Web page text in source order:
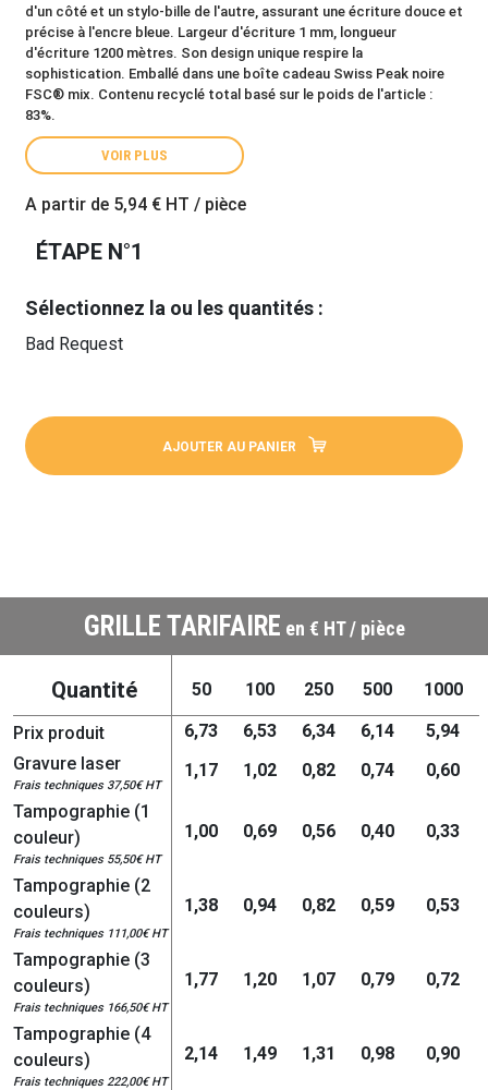
d'un côté et un stylo-bille de l'autre, assurant une écriture douce et
précise à l'encre bleue. Largeur d'écriture 1 mm, longueur
d'écriture 1200 mètres. Son design unique respire la
sophistication. Emballé dans une boîte cadeau Swiss Peak noire
FSC® mix. Contenu recyclé total basé sur le poids de l'article :
83%.
VOIR PLUS
A partir de 5,94 € HT / pièce
ÉTAPE N°1
Sélectionnez la ou les quantités :
Bad Request
AJOUTER AU PANIER
GRILLE TARIFAIRE en € HT / pièce
Quantité 50 100 250 500 1000
Prix produit 6,73 6,53 6,34 6,14
5,94
Gravure laser
Frais techniques 37,50€ HT
1,17 1,02 0,82 0,74
0,60
Tampographie (1
couleur)
Frais techniques 55,50€ HT
1,00 0,69 0,56 0,40 0,33
Tampographie (2
couleurs)
Frais techniques 111,00€ HT
1,38 0,94 0,82 0,59 0,53
Tampographie (3
couleurs)
Frais techniques 166,50€ HT
1,77 1,20 1,07 0,79 0,72
Tampographie (4
couleurs)
Frais techniques 222,00€ HT
2,14 1,49 1,31 0,98 0,90